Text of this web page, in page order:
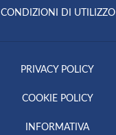
CONDIZIONI DI UTILIZZO
PRIVACY POLICY
COOKIE POLICY
INFORMATIVA